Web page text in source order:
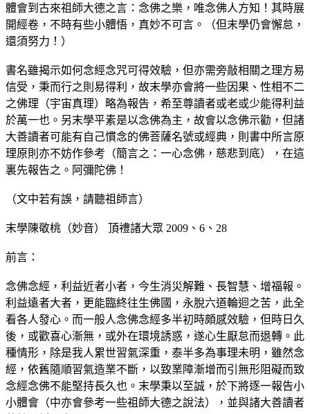
體會到古來祖師大德之言：念佛之樂，唯念佛人方知！其時展
開經卷，不時有些小體悟，真妙不可言。（但末學仍會懈怠，
還須努力！）
書名雖揭示如何念經念咒可得效驗，但亦需旁敲相關之理方易
信受，秉而行之則易得利，故末學亦會將一些因果、性相不二
之佛理（宇宙真理）略為報告，希至尊讀者或老或少能得利益
於萬一也。另末學平素是以念佛為主，故會以念佛示勸，但諸
大善讀者可能有自己慣念的佛菩薩名號或經典，則書中所言原
理原則亦不妨作參考（簡言之：一心念佛，慈悲到底），在這
裏先報告之。阿彌陀佛！
（文中若有誤，請聽祖師言）
末學陳敬桃（妙音） 頂禮諸大眾 2009、6、28
前言：
念佛念經，利益近者小者，今生消災解難、長智慧、增福報。
利益遠者大者，更能臨終往生佛國，永脫六道輪迴之苦，此全
看各人發心。而一般人念佛念經多半初時頗感效驗，但時日久
後，或歡喜心漸無，或外在環境誘惑，遂心生厭怠而退轉。此
種情形，除是我人累世習氣深重，泰半多為事理未明，雖然念
經，依舊隨順習氣造業不斷，以致業障漸增而引無形阻礙而致
念經念佛不能堅持長久也。末學秉以至誠，於下將逐一報告小
小體會（中亦會參考一些祖師大德之說法），並與諸大善讀者